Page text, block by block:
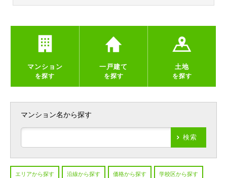
マンション
を探す
一戸建て
を探す
土地
を探す
マンション名から探す
検索
エリアから探す 沿線から探す 価格から探す 学校区から探す